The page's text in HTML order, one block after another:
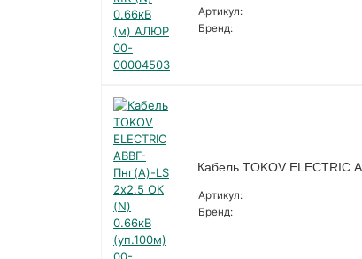
Артикул:
Бренд:
Кабель TOKOV ELECTRIC
Артикул:
Бренд: